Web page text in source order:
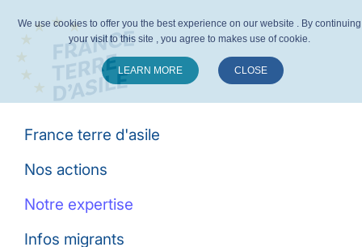
France terre d'asile
Nos actions
Notre expertise
Infos migrants
We use cookies to offer you the best experience on our website . By continuing
your visit to this site , you agree to makes use of cookie.
LEARN MORE CLOSE